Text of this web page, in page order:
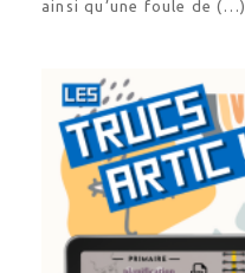
ainsi qu’une foule de (…)